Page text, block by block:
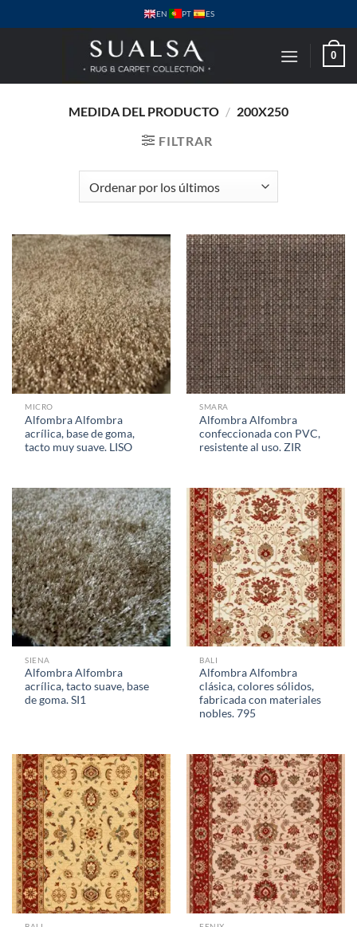
al
EN PT ES
0
MEDIDA DEL PRODUCTO / 200X250
FILTRAR
MICRO
Alfombra Alfombra
acrílica, base de goma,
tacto muy suave. LISO
SMARA
Alfombra Alfombra
confeccionada con PVC,
resistente al uso. ZIR
SIENA
Alfombra Alfombra
acrílica, tacto suave, base
de goma. SI1
BALI
Alfombra Alfombra
clásica, colores sólidos,
fabricada con materiales
nobles. 795